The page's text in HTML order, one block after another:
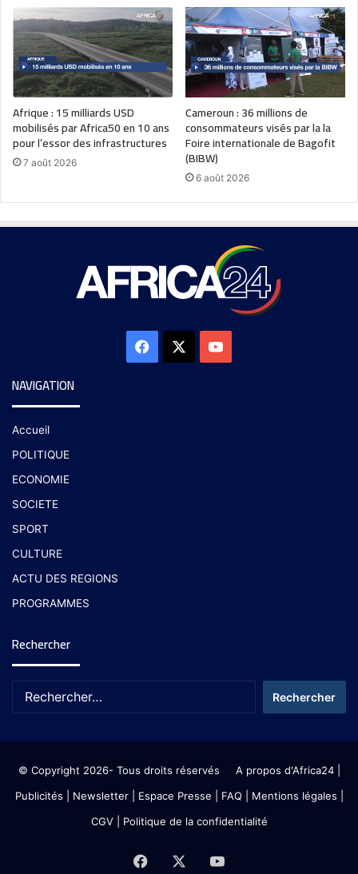
Afrique : 15 milliards USD
mobilisés par Africa50 en 10 ans
pour l’essor des infrastructures
7 août 2026
Cameroun : 36 millions de
consommateurs visés par la la
Foire internationale de Bagofit
(BIBW)
6 août 2026
NAVIGATION
Accueil
POLITIQUE
ECONOMIE
SOCIETE
SPORT
CULTURE
ACTU DES REGIONS
PROGRAMMES
Rechercher
© Copyright 2026- Tous droits réservés A propos d'Africa24|
Publicités
Newsletter| Espace Presse | FAQ | Mentions légales
CGV| Politique de la confidentialité